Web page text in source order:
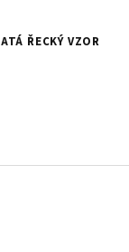
ŘECKÝ VZOR